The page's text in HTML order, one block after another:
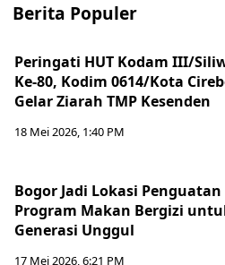
Berita Populer
Peringati HUT Kodam III/
Ke-80, Kodim 0614/Kota
Gelar Ziarah TMP Kesenden
18 Mei 2026, 1:40 PM
Bogor Jadi Lokasi Penguatan
Program Makan Bergizi
Generasi Unggul
17 Mei 2026, 6:21 PM